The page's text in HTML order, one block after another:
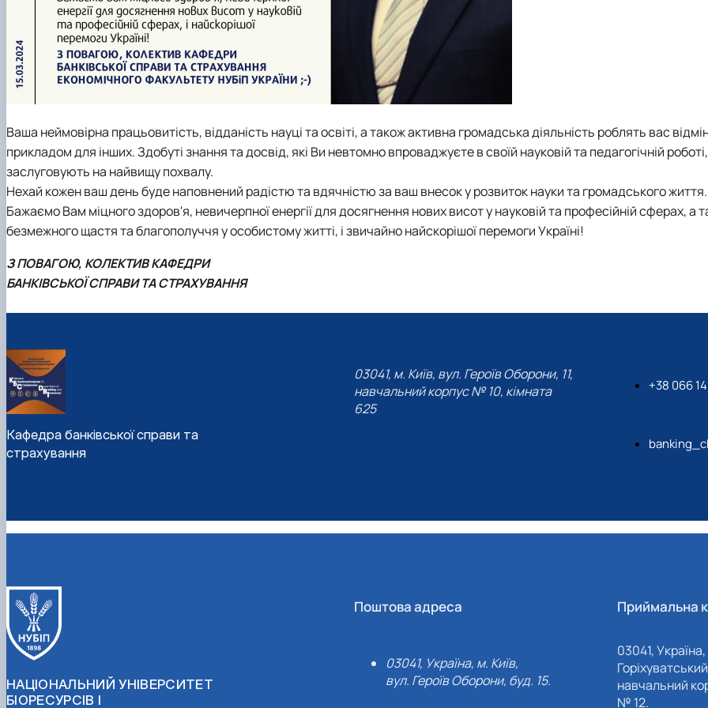
Ваша неймовірна працьовитість, відданість науці та освіті, а також активна громадська діяльність роблять вас
прикладом для інших. Здобуті знання та досвід, які Ви невтомно впроваджуєте в своїй науковій та педагогічній роботі,
заслуговують на найвищу похвалу.
Нехай кожен ваш день буде наповнений радістю та вдячністю за ваш внесок у розвиток науки та громадського життя.
Бажаємо Вам міцного здоров'я, невичерпної енергії для досягнення нових висот у науковій та професійній сферах, а
безмежного щастя та благополуччя у особистому житті, і звичайно найскорішої перемоги Україні!
З ПОВАГОЮ, КОЛЕКТИВ КАФЕДРИ
БАНКІВСЬКОЇ СПРАВИ ТА СТРАХУВАННЯ
Кафедра банківської справи та
страхування
03041, м. Київ, вул. Героїв Оборони, 11,
навчальний корпус № 10, кімната
625
+38 066
НАЦІОНАЛЬНИЙ УНІВЕРСИТЕТ
БІОРЕСУРСІВ І
Поштова адреса
03041, Україна, м. Київ,
вул. Героїв Оборони, буд. 15.
Приймальна
03041,
навчальний
№ 12.